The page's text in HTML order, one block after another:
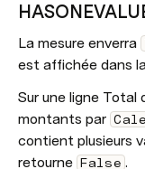
La mesure enverra
est affichée dans
Sur une ligne Total
montants par
contient plusieurs
retourne False .